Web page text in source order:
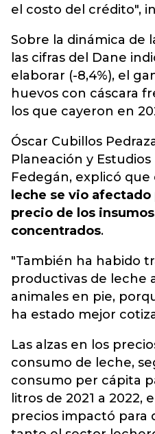
el costo del crédito",
Sobre la dinámica de
las cifras del Dane
elaborar (-8,4%), el
huevos con cáscara
los que cayeron en
Óscar Cubillos
Planeación y
Fedegán, explicó que
leche se vio afectado
precio de los
concentrados.
"También ha habido
productivas de leche
animales en pie,
ha estado mejor
Las alzas en los
consumo de leche,
consumo per cápita
litros de 2021 a
precios impactó para